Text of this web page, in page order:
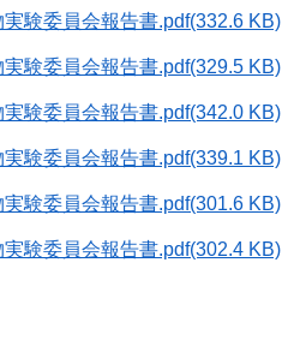
験委員会報告書.pdf(332.6 KB)
験委員会報告書.pdf(329.5 KB)
験委員会報告書.pdf(342.0 KB)
験委員会報告書.pdf(339.1 KB)
験委員会報告書.pdf(301.6 KB)
験委員会報告書.pdf(302.4 KB)